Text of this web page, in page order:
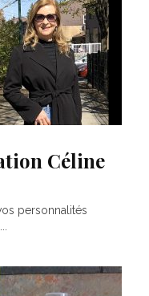
Céline
personnalités